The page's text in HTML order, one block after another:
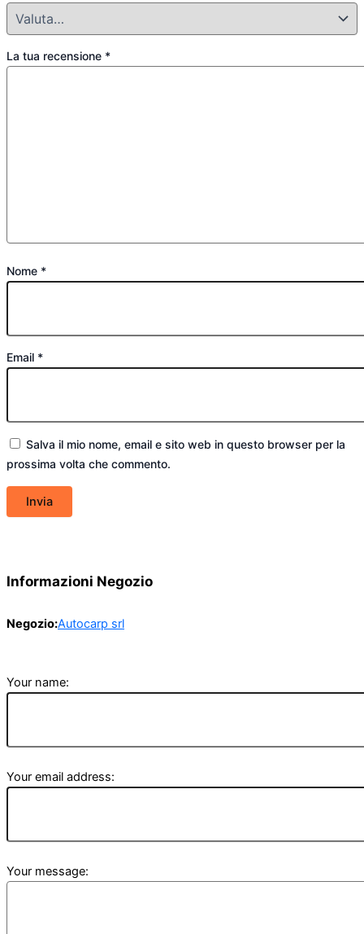
La tua recensione *
Nome *
Email *
Salva il mio nome, email e sito web in questo browser per la
prossima volta che commento.
Informazioni Negozio
Negozio:Autocarp srl
Your name:
Your email address:
Your message: